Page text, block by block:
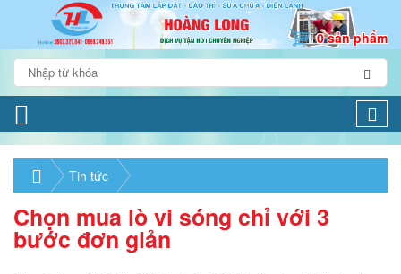
0 sản phẩm
Tin tức
Chọn mua lò vi sóng chỉ với 3
bước đơn giản